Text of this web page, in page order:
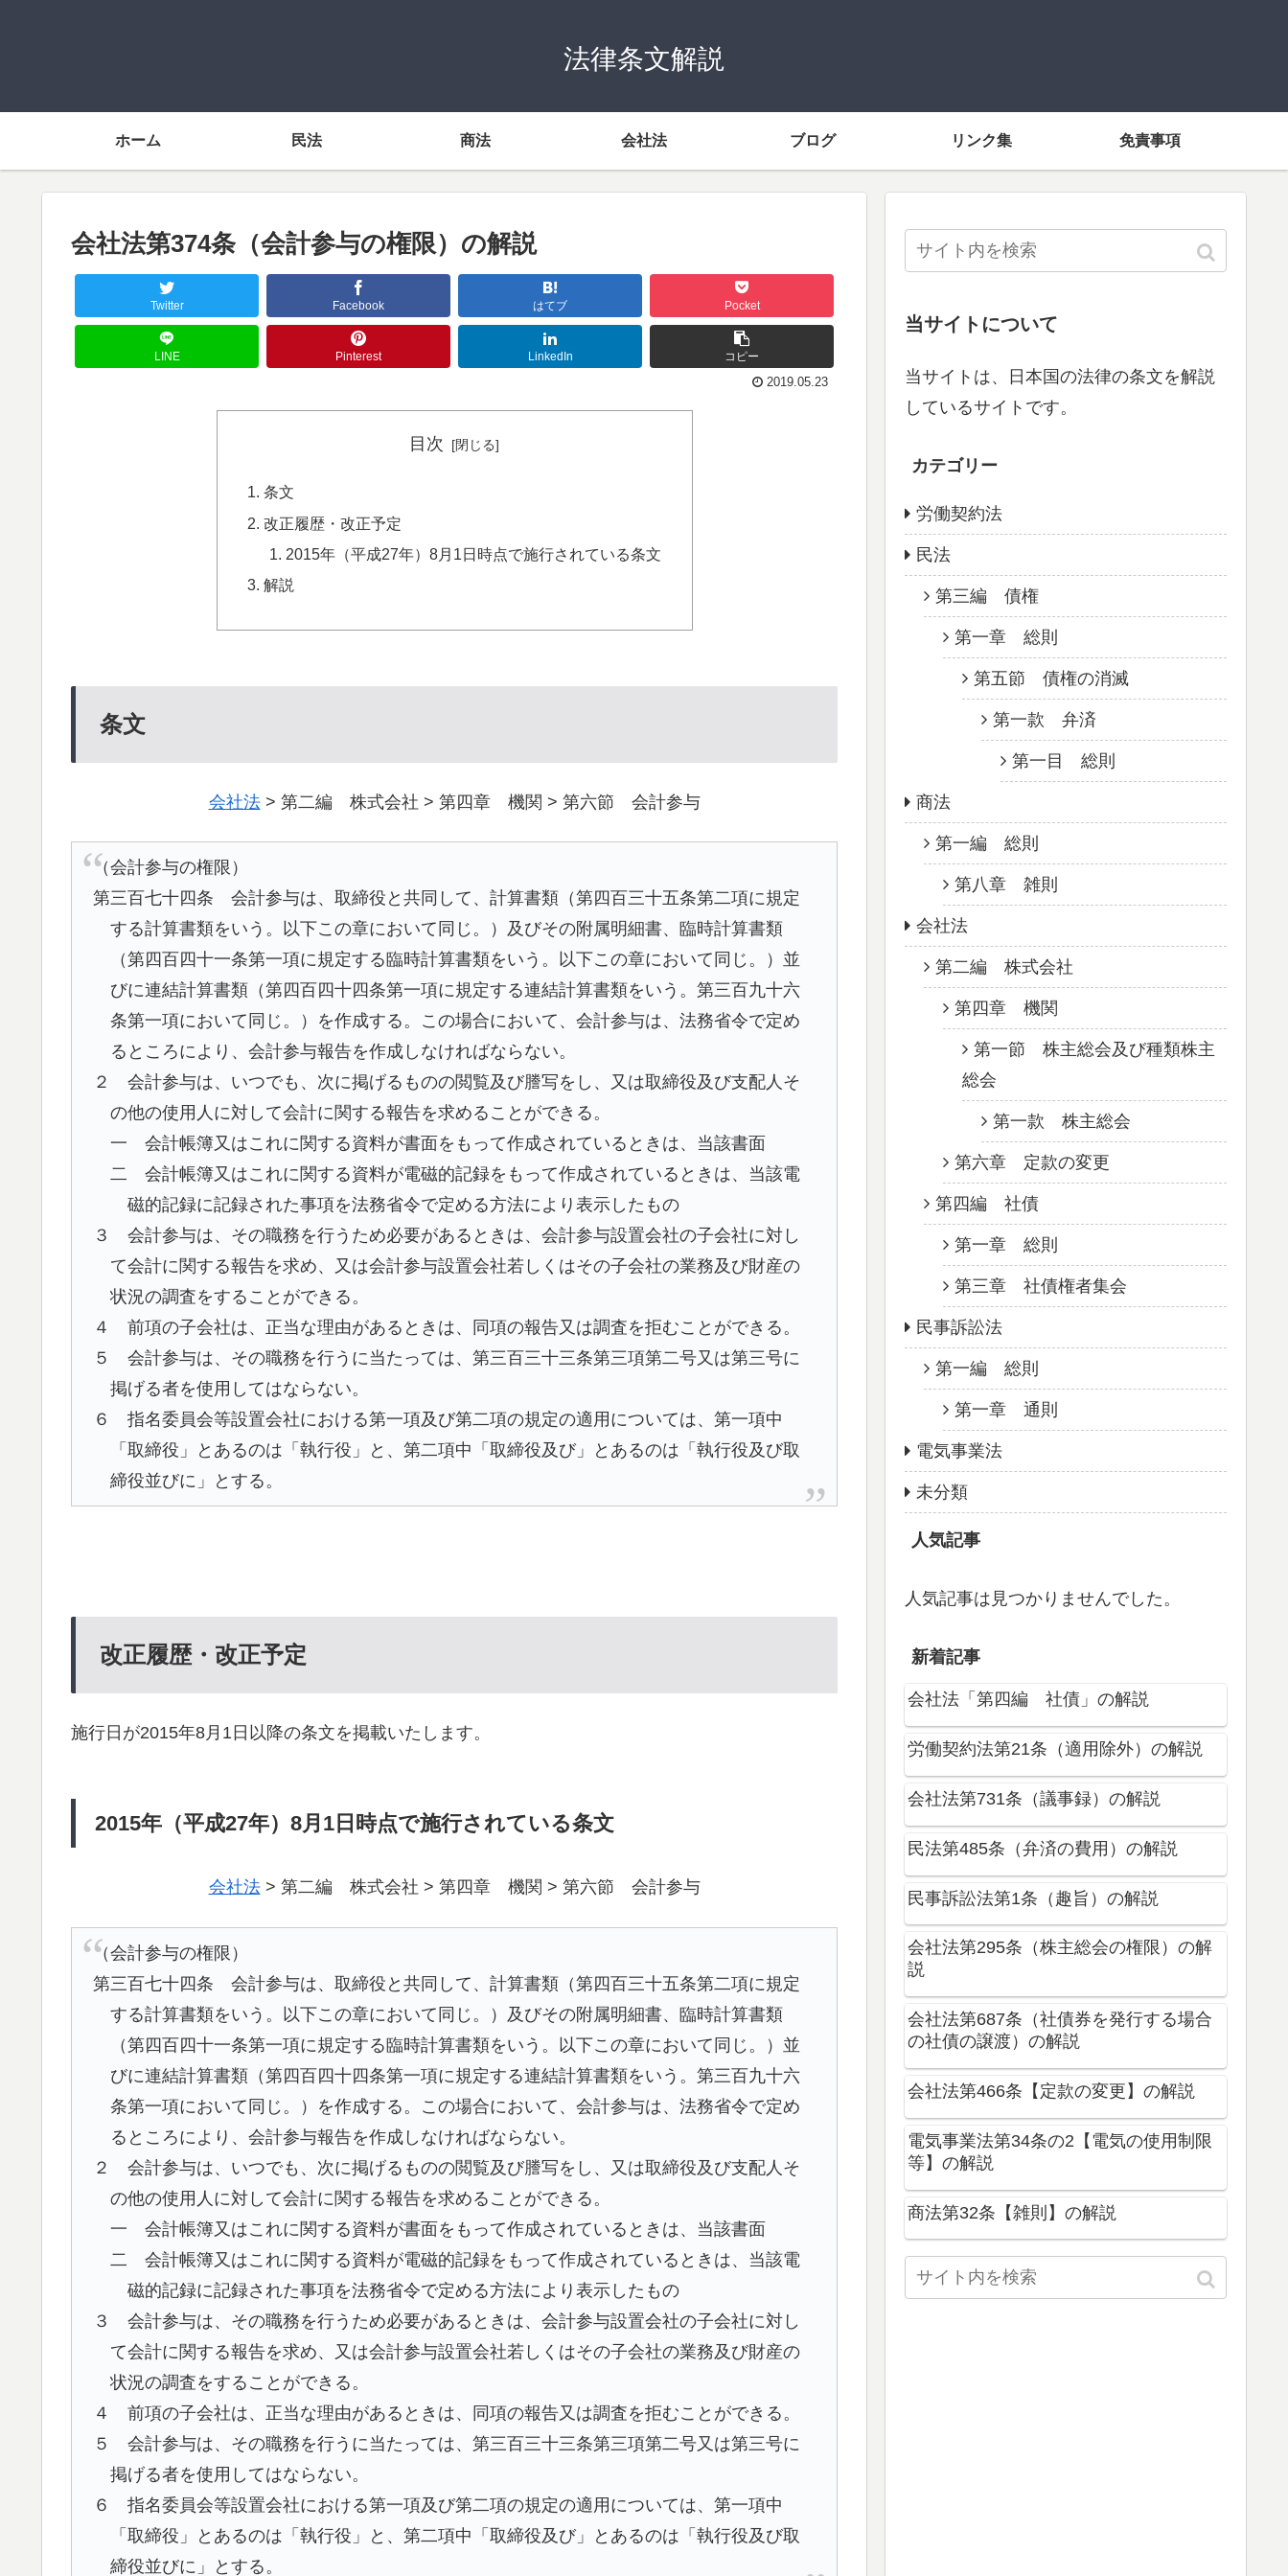
法律条文解説
ホーム 民法 商法 会社法 ブログ リンク集 免責事項
会社法第374条（会計参与の権限）の解説
Twitter Facebook はてブ Pocket
LINE Pinterest LinkedIn
コピー
2019.05.23
目次
条文
改正履歴・改正予定
2015年（平成27年）8月1日時点で施行されている条文
解説
条文
会社法> 第二編 株式会社 > 第四章 機関 > 第六節 会計参与
（会計参与の権限）
第三百七十四条 会計参与は、取締役と共同して、計算書類（第四百三十五条第二項に規定
する計算書類をいう。以下この章において同じ。）及びその附属明細書、臨時計算書類
（第四百四十一条第一項に規定する臨時計算書類をいう。以下この章において同じ。）並
びに連結計算書類（第四百四十四条第一項に規定する連結計算書類をいう。第三百九十六
条第一項において同じ。）を作成する。この場合において、会計参与は、法務省令で定め
るところにより、会計参与報告を作成しなければならない。
２ 会計参与は、いつでも、次に掲げるものの閲覧及び謄写をし、又は取締役及び支配人そ
の他の使用人に対して会計に関する報告を求めることができる。
一 会計帳簿又はこれに関する資料が書面をもって作成されているときは、当該書面
二 会計帳簿又はこれに関する資料が電磁的記録をもって作成されているときは、当該電
磁的記録に記録された事項を法務省令で定める方法により表示したもの
３ 会計参与は、その職務を行うため必要があるときは、会計参与設置会社の子会社に対し
て会計に関する報告を求め、又は会計参与設置会社若しくはその子会社の業務及び財産の
状況の調査をすることができる。
４ 前項の子会社は、正当な理由があるときは、同項の報告又は調査を拒むことができる。
５ 会計参与は、その職務を行うに当たっては、第三百三十三条第三項第二号又は第三号に
掲げる者を使用してはならない。
６ 指名委員会等設置会社における第一項及び第二項の規定の適用については、第一項中
「取締役」とあるのは「執行役」と、第二項中「取締役及び」とあるのは「執行役及び取
締役並びに」とする。
改正履歴・改正予定
施行日が2015年8月1日以降の条文を掲載いたします。
2015年（平成27年）8月1日時点で施行されている条文
会社法> 第二編 株式会社 > 第四章 機関 > 第六節 会計参与
（会計参与の権限）
第三百七十四条 会計参与は、取締役と共同して、計算書類（第四百三十五条第二項に規定
する計算書類をいう。以下この章において同じ。）及びその附属明細書、臨時計算書類
（第四百四十一条第一項に規定する臨時計算書類をいう。以下この章において同じ。）並
びに連結計算書類（第四百四十四条第一項に規定する連結計算書類をいう。第三百九十六
条第一項において同じ。）を作成する。この場合において、会計参与は、法務省令で定め
るところにより、会計参与報告を作成しなければならない。
２ 会計参与は、いつでも、次に掲げるものの閲覧及び謄写をし、又は取締役及び支配人そ
の他の使用人に対して会計に関する報告を求めることができる。
一 会計帳簿又はこれに関する資料が書面をもって作成されているときは、当該書面
二 会計帳簿又はこれに関する資料が電磁的記録をもって作成されているときは、当該電
磁的記録に記録された事項を法務省令で定める方法により表示したもの
３ 会計参与は、その職務を行うため必要があるときは、会計参与設置会社の子会社に対し
て会計に関する報告を求め、又は会計参与設置会社若しくはその子会社の業務及び財産の
状況の調査をすることができる。
４ 前項の子会社は、正当な理由があるときは、同項の報告又は調査を拒むことができる。
５ 会計参与は、その職務を行うに当たっては、第三百三十三条第三項第二号又は第三号に
掲げる者を使用してはならない。
６ 指名委員会等設置会社における第一項及び第二項の規定の適用については、第一項中
「取締役」とあるのは「執行役」と、第二項中「取締役及び」とあるのは「執行役及び取
締役並びに」とする。
当サイトについて
当サイトは、日本国の法律の条文を解説
しているサイトです。
カテゴリー
労働契約法
民法
第三編 債権
第一章 総則
第五節 債権の消滅
第一款 弁済
第一目 総則
商法
第一編 総則
第八章 雑則
会社法
第二編 株式会社
第四章 機関
第一節 株主総会及び種類株主
総会
第一款 株主総会
第六章 定款の変更
第四編 社債
第一章 総則
第三章 社債権者集会
民事訴訟法
第一編 総則
第一章 通則
電気事業法
未分類
人気記事
人気記事は見つかりませんでした。
新着記事
会社法「第四編 社債」の解説
労働契約法第21条（適用除外）の解説
会社法第731条（議事録）の解説
民法第485条（弁済の費用）の解説
民事訴訟法第1条（趣旨）の解説
会社法第295条（株主総会の権限）の解
説
会社法第687条（社債券を発行する場合
の社債の譲渡）の解説
会社法第466条【定款の変更】の解説
電気事業法第34条の2【電気の使用制限
等】の解説
商法第32条【雑則】の解説